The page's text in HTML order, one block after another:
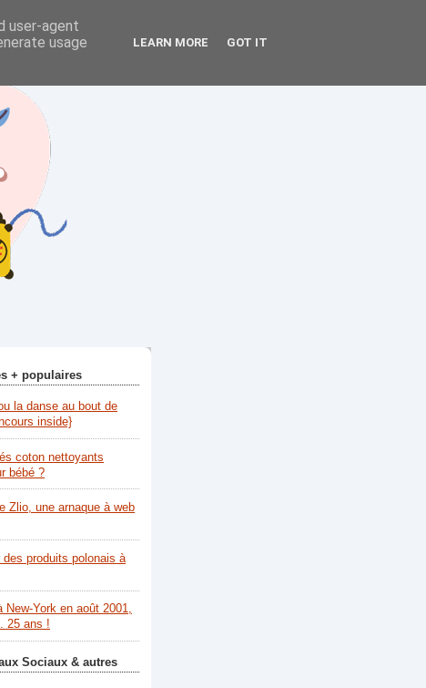
+ populaires
la danse au bout de
inside}
coton nettoyants
bébé ?
Zlio, une arnaque à web
des produits polonais à
New-York en août 2001,
25 ans !
Sociaux & autres
user-agent
usage
LEARN MORE GOT IT